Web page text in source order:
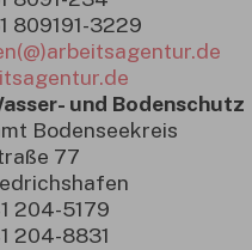
809191-3229
und Bodenschutz
Bodenseekreis
77
204-5179
204-8831